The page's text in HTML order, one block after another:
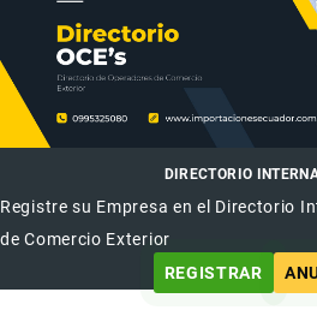
DIRECTORIO
Registre su Empresa en el Directorio
de Comercio Exterior
REGISTRAR